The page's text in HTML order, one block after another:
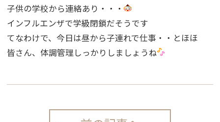
子供の学校から連絡あり・・・
インフルエンザで学級閉鎖だそうです
てなわけで、今日は昼から子連れで仕事・・とほほ
皆さん、体調管理しっかりしましょうね